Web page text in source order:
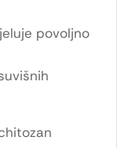
povoljno